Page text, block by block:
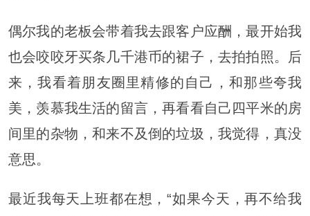
偶尔我的老板会带着我去跟客户应酬，最开始我
也会咬咬牙买条几千港币的裙子，去拍拍照。后
来，我看着朋友圈里精修的自己，和那些夸我
美，羡慕我生活的留言，再看看自己四平米的房
间里的杂物，和来不及倒的垃圾，我觉得，真没
意思。
最近我每天上班都在想，“如果今天，再不给我